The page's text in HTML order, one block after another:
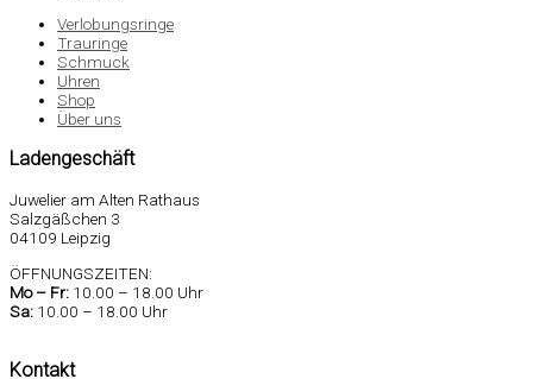
Verlobungsringe
Trauringe
Schmuck
Uhren
Shop
Über uns
Ladengeschäft
Juwelier am Alten Rathaus
Salzgäßchen 3
04109 Leipzig
ÖFFNUNGSZEITEN:
Mo – Fr: 10.00 – 18.00 Uhr
Sa: 10.00 – 18.00 Uhr
Kontakt